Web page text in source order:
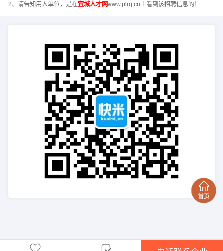
2、请告知用人单位，是在宜城人才网www.plrq.cn上看到该招聘信息的！